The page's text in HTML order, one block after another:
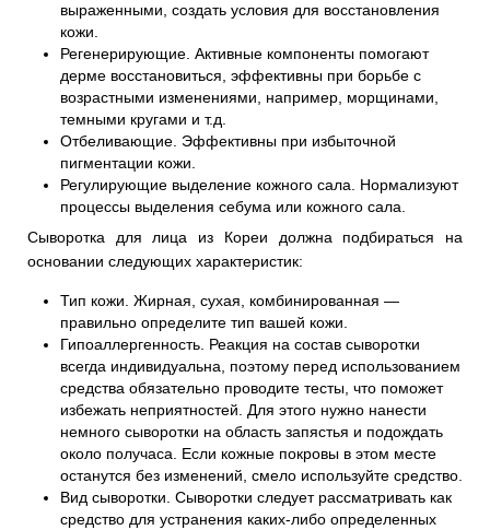
выраженными, создать условия для восстановления
кожи.
Регенерирующие. Активные компоненты помогают
дерме восстановиться, эффективны при борьбе с
возрастными изменениями, например, морщинами,
темными кругами и т.д.
Отбеливающие. Эффективны при избыточной
пигментации кожи.
Регулирующие выделение кожного сала. Нормализуют
процессы выделения себума или кожного сала.
Сыворотка для лица из Кореи должна подбираться на
основании следующих характеристик:
Тип кожи. Жирная, сухая, комбинированная —
правильно определите тип вашей кожи.
Гипоаллергенность. Реакция на состав сыворотки
всегда индивидуальна, поэтому перед использованием
средства обязательно проводите тесты, что поможет
избежать неприятностей. Для этого нужно нанести
немного сыворотки на область запястья и подождать
около получаса. Если кожные покровы в этом месте
останутся без изменений, смело используйте средство.
Вид сыворотки. Сыворотки следует рассматривать как
средство для устранения каких-либо определенных